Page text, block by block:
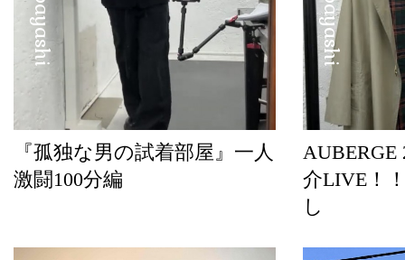
『孤独な男の試着部屋』一人
激闘100分編
AUBERGE
介LIVE！
し